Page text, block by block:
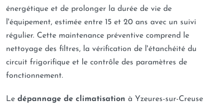
énergétique et de prolonger la durée de vie de
l'équipement, estimée entre 15 et 20 ans avec un suivi
régulier. Cette maintenance préventive comprend le
nettoyage des filtres, la vérification de l'étanchéité du
circuit frigorifique et le contrôle des paramètres de
fonctionnement.
Le dépannage de climatisation à Yzeures-sur-Creuse